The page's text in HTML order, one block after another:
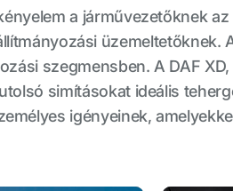
a járművezetőknek
üzemeltetőknek.
szegmensben. A DAF XD,
simításokat ideális
igényeinek,